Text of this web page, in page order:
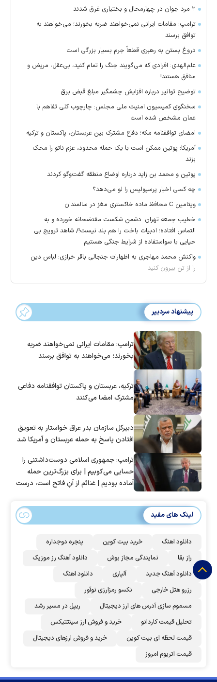
۲ مرد جوان در چهارمحال و بختیاری غرق شدند
ترامپ: مقامات ایرانی نمی‌خواهند ضربه بخورند؛ می‌خواهند به
توافق برسند
دروغ بستن به رهبری قطعاً جرم بسیار بزرگی است
علم‌الهدی: افرادی که می‌گویند جنگ را تمام کنید، بی‌عقل، مریض و
منافق هستند!
توضیح توانیر درباره افزایش چشمگیر مبلغ قبض برق
سخنگوی کمیسیون امنیت ملی مجلس: چارچوب کلی تفاهم با
عمان مشخص شده است
امضای توافقنامه مکه؛ دفاع مشترک بین عربستان، پاکستان و ترکیه
آمریکا: پوتین ممکن است با یک حمله محدود، عزم ناتو را محک
بزند
پوتین و محمد بن زاید درباره اوضاع منطقه گفت‌وگو کردند
چه کسی اخبار پرسپولیس را لو می‌دهد؟
ویتامین C محافظ ماده خاکستری مغز در سالمندان
خطیب جمعه تهران: دشمن شکست مفتضحانه خورده و به
التماس افتاده؛ ادبیات باخت را هم بلد نیست!/ شاهد ترویج بی
حیایی با سواستفاده از شرایط جنگی هستیم
واکنش محمد مهاجری به اظهارات جنجالی باقر خرازی: لباس دین
را از تن بیرون کنید
پیشنهاد سردبیر
ترامپ: مقامات ایرانی نمی‌خواهند ضربه
بخورند؛ می‌خواهند به توافق برسند
ترکیه، عربستان و پاکستان توافقنامه دفاعی
مشترک امضا می‌کنند
دبیرکل سازمان بدر عراق خواستار به تعویق
افتادن پاسخ به حمله عربستان و آمریکا شد
ترامپ: جمهوری اسلامی دوست‌داشتنی را
حسابی می‌کوبیم | برای بزرگ‌ترین حمله
آماده بودیم | غنائم از آنِ فاتح است، درست
لینک های مفید
دانلود اهنگ خرید بیت کوین
پنجره دوجداره
راز بقا
نمایندگی مجاز بوش
دانلود آهنگ رز‌ موزیک
دانلود آهنگ جدید
آلپاری
دانلود اهنگ
رزرو هتل خارجی
نکسو رمزارزی نوآور
مسموم سازی آدرس های ارز دیجیتال
ریپل در مسیر رشد
تحلیل قیمت کاردانو
خرید و فروش ارز سینتتیکس
قیمت لحظه ای بیت کوین
خرید و فروش ارزهای دیجیتال
قیمت اتریوم امروز